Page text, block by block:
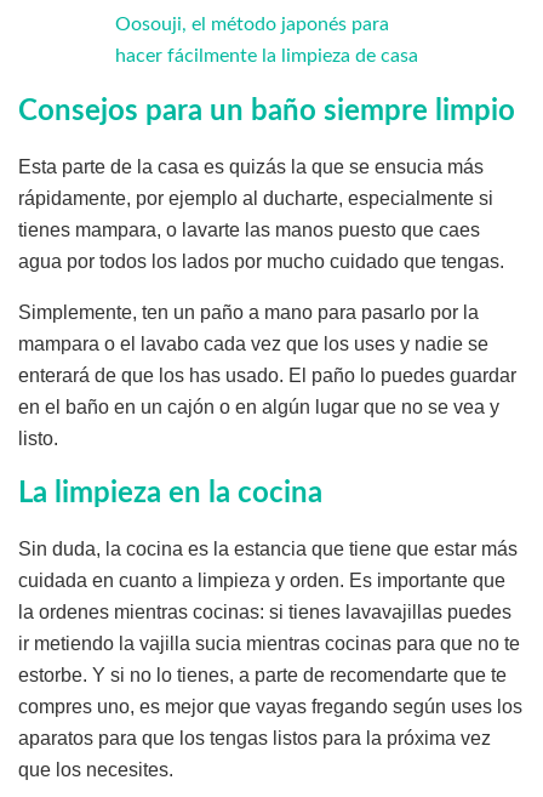
Oosouji, el método japonés para
hacer fácilmente la limpieza de casa
Consejos para un baño siempre limpio
Esta parte de la casa es quizás la que se ensucia más
rápidamente, por ejemplo al ducharte, especialmente si
tienes mampara, o lavarte las manos puesto que caes
agua por todos los lados por mucho cuidado que tengas.
Simplemente, ten un paño a mano para pasarlo por la
mampara o el lavabo cada vez que los uses y nadie se
enterará de que los has usado. El paño lo puedes guardar
en el baño en un cajón o en algún lugar que no se vea y
listo.
La limpieza en la cocina
Sin duda, la cocina es la estancia que tiene que estar más
cuidada en cuanto a limpieza y orden. Es importante que
la ordenes mientras cocinas: si tienes lavavajillas puedes
ir metiendo la vajilla sucia mientras cocinas para que no te
estorbe. Y si no lo tienes, a parte de recomendarte que te
compres uno, es mejor que vayas fregando según uses los
aparatos para que los tengas listos para la próxima vez
que los necesites.